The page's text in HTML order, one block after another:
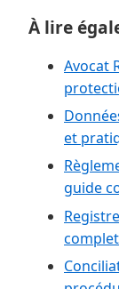
À lire
Avocat
et
guide
complet